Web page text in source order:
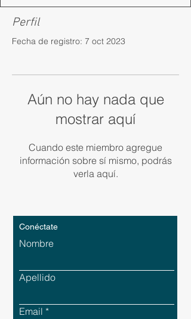
Perfil
Fecha de registro: 7 oct 2023
Aún no hay nada que
mostrar aquí
Cuando este miembro agregue
información sobre sí mismo, podrás
verla aquí.
Conéctate
Nombre
Apellido
Email